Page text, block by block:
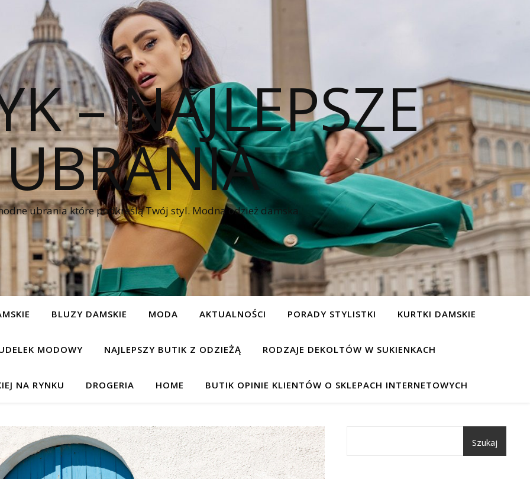
– NAJLEPSZE
UBRANIA
ubrania które podkreślą Twój styl. Modna odzież damska
BLUZY DAMSKIE MODA AKTUALNOŚCI PORADY STYLISTKI KURTKI DAMSKIE
MODOWY NAJLEPSZY BUTIK Z ODZIEŻĄ RODZAJE DEKOLTÓW W SUKIENKACH
NA RYNKU DROGERIA HOME BUTIK OPINIE KLIENTÓW O SKLEPACH INTERNETOWYCH
Szukaj